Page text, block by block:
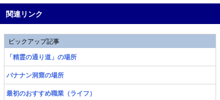
関連リンク
ピックアップ記事
「精霊の通り道」の場所
バナナン洞窟の場所
最初のおすすめ職業（ライフ）